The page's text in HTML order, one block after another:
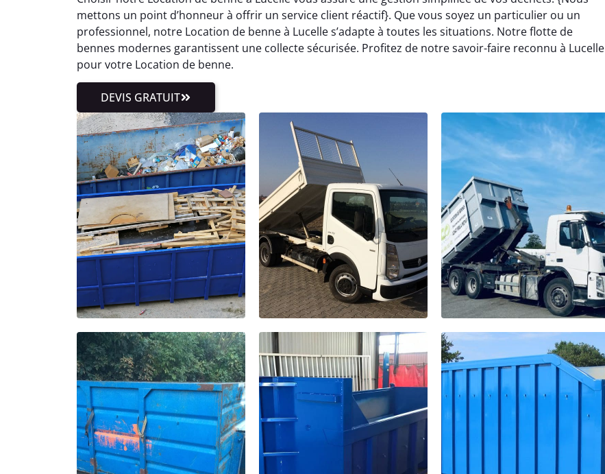
mettons un point d’honneur à offrir un service client réactif}. Que vous soyez un particulier ou un
professionnel, notre Location de benne à Lucelle s’adapte à toutes les situations. Notre flotte de
bennes modernes garantissent une collecte sécurisée. Profitez de notre savoir-faire reconnu à Lucelle
pour votre Location de benne.
DEVIS GRATUIT